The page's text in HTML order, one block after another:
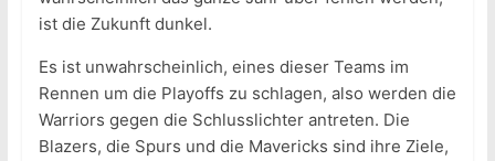
ist die Zukunft dunkel.
Es ist unwahrscheinlich, eines dieser Teams im
Rennen um die Playoffs zu schlagen, also werden die
Warriors gegen die Schlusslichter antreten. Die
Blazers, die Spurs und die Mavericks sind ihre Ziele,